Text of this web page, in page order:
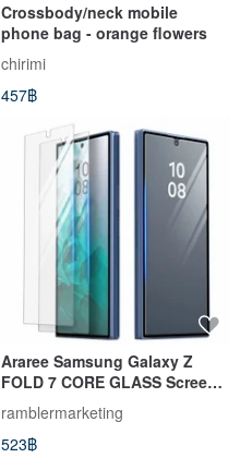
Crossbody/neck mobile
phone bag - orange flowers
chirimi
457฿
Araree Samsung Galaxy Z
FOLD 7 CORE GLASS Screen
Protector (2-Pack)
ramblermarketing
523฿